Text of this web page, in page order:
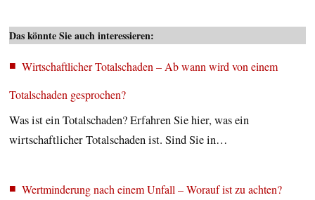
Das könnte Sie auch interessieren:
Wirtschaftlicher Totalschaden – Ab wann wird von einem
Totalschaden gesprochen?
Was ist ein Totalschaden? Erfahren Sie hier, was ein
wirtschaftlicher Totalschaden ist. Sind Sie in…
Wertminderung nach einem Unfall – Worauf ist zu achten?